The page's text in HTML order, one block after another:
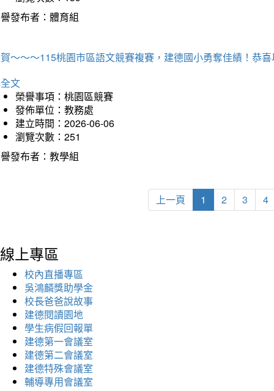
發布者：體育組
～～～115桃園市區語文競賽複賽，建德國小勇奪佳績！恭
文
榮譽事項：桃園區競賽
發佈單位：教務處
建立時間：2026-06-06
瀏覽次數：251
發布者：教學組
上一頁 1 2 3 4
線上專區
校內直播專區
吳鴻麟獎助學金
校長爸爸說故事
建德閱讀園地
學生病假回報單
建德第一會議室
建德第二會議室
建德特殊會議室
輔導專用會議室